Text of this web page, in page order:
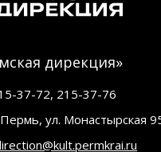
дирекция»
37-72, 215-37-76
ул. Монастырская